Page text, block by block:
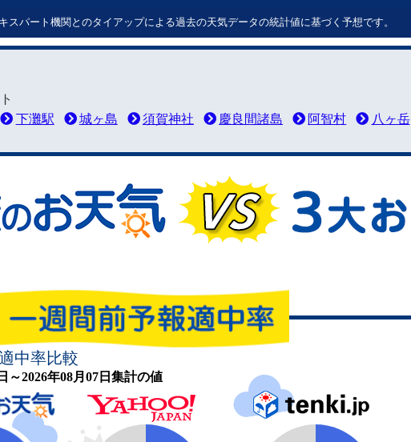
パート機関とのタイアップによる過去の天気データの統計値に基づく予想です。
下灘駅 城ヶ島 須賀神社 慶良間諸島 阿智村 八ヶ岳
中率比較
～2026年08月07日集計の値